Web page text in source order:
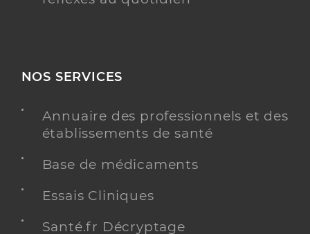
NOS SERVICES
Annuaire des professionnels et des
établissements de santé
Base de médicaments
Essais Cliniques
Santé.fr Décryptage